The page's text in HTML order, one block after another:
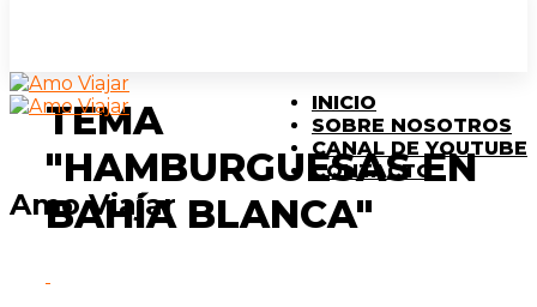
Amo Viajar
INICIO
SOBRE NOSOTROS
CANAL DE YOUTUBE
CONTACTO
TEMA
"HAMBURGUESAS EN
BAHÍA BLANCA"